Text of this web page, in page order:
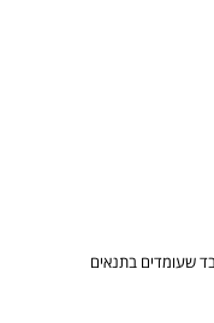
שעומדים בתנאים